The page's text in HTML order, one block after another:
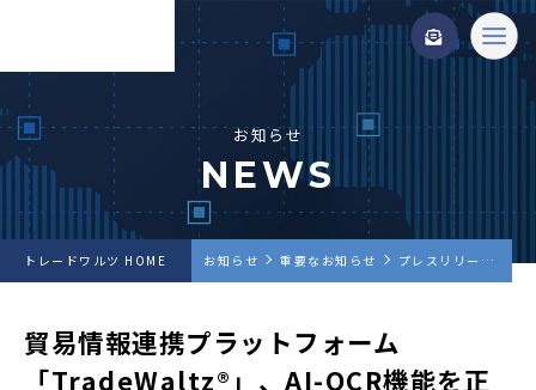
お知らせ
NEWS
トレードワルツ HOME お知らせ 重要なお知らせ プレスリリース 貿
貿易情報連携プラットフォーム
「TradeWaltz®︎」、AI-OCR機能を正